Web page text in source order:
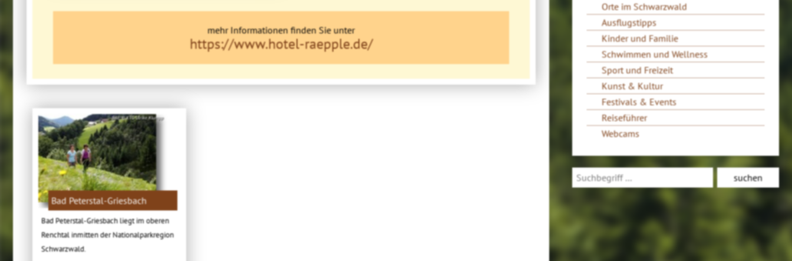
mehr Informationen finden Sie unter
https://www.hotel-raepple.de/
Bild: © KTG Ulrike Klumpp
Bad Peterstal-Griesbach
Bad Peterstal-Griesbach liegt im oberen
Renchtal inmitten der Nationalparkregion
Schwarzwald.
Orte im Schwarzwald
Ausflugstipps
Kinder und Familie
Schwimmen und Wellness
Sport und Freizeit
Kunst & Kultur
Festivals & Events
Reiseführer
Webcams